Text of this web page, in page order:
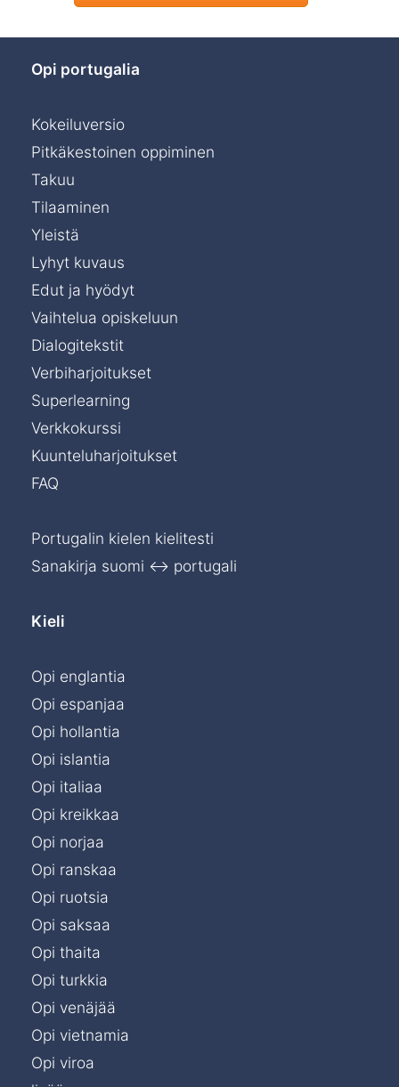
Opi portugalia
Kokeiluversio
Pitkäkestoinen oppiminen
Takuu
Tilaaminen
Yleistä
Lyhyt kuvaus
Edut ja hyödyt
Vaihtelua opiskeluun
Dialogitekstit
Verbiharjoitukset
Superlearning
Verkkokurssi
Kuunteluharjoitukset
FAQ
Portugalin kielen kielitesti
Sanakirja suomi ↔ portugali
Kieli
Opi englantia
Opi espanjaa
Opi hollantia
Opi islantia
Opi italiaa
Opi kreikkaa
Opi norjaa
Opi ranskaa
Opi ruotsia
Opi saksaa
Opi thaita
Opi turkkia
Opi venäjää
Opi vietnamia
Opi viroa